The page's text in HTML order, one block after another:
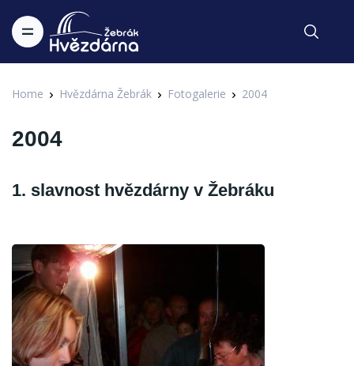
Home Hvězdárna Žebrák Fotogalerie 2004
2004
1. slavnost hvězdárny v Žebráku